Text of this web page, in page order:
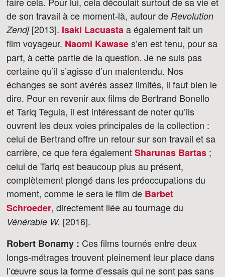
de son travail à ce moment-là, autour de Revolution
Zendj[2013]. Isaki Lacuastaa également fait un
film voyageur. Naomi Kawases’en est tenu, pour sa
part, à cette partie de la question. Je ne suis pas
certaine qu’il s’agisse d’un malentendu. Nos
échanges se sont avérés assez limités, il faut bien le
dire. Pour en revenir aux films de Bertrand Bonello
et Tariq Teguia, il est intéressant de noter qu’ils
ouvrent les deux voies principales de la collection :
celui de Bertrand offre un retour sur son travail et sa
carrière, ce que fera égalementSharunas Bartas ;
celui de Tariq est beaucoup plus au présent,
complètement plongé dans les préoccupations du
moment, comme le sera le film de Barbet
Schroeder, directement liée au tournage du
Vénérable W. [2016].
Robert Bonamy : Ces films tournés entre deux
longs-métrages trouvent pleinement leur place dans
l’œuvre sous la forme d’essais qui ne sont pas sans